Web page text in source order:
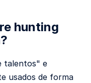
hunting
talentos" e
usados de forma